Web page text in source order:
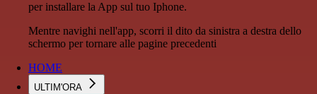
per installare la App sul tuo Iphone.
Mentre navighi nell'app, scorri il dito da sinistra a destra dello
schermo per tornare alle pagine precedenti
HOME
ULTIM'ORA